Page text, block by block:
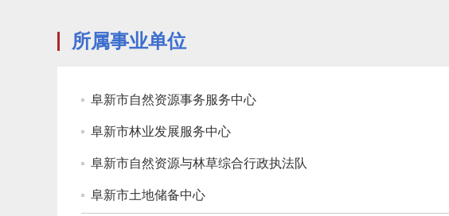
所属事业单位
阜新市自然资源事务服务中心
阜新市林业发展服务中心
阜新市自然资源与林草综合行政执法队
阜新市土地储备中心